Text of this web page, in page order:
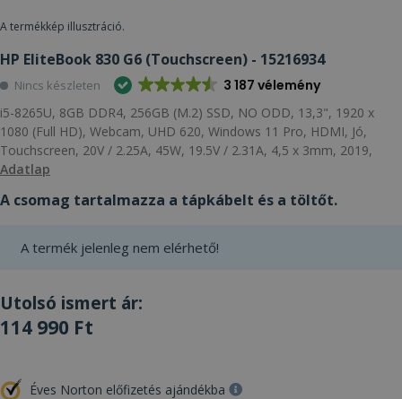
A termékkép illusztráció.
HP EliteBook 830 G6 (Touchscreen) - 15216934
Nincs készleten 3 187 vélemény
i5-8265U, 8GB DDR4, 256GB (M.2) SSD, NO ODD, 13,3", 1920 x
1080 (Full HD), Webcam, UHD 620, Windows 11 Pro, HDMI, Jó,
Touchscreen, 20V / 2.25A, 45W, 19.5V / 2.31A, 4,5 x 3mm, 2019,
Adatlap
A csomag tartalmazza a tápkábelt és a töltőt.
A termék jelenleg nem elérhető!
Utolsó ismert ár:
114 990 Ft
Éves Norton előfizetés ajándékba